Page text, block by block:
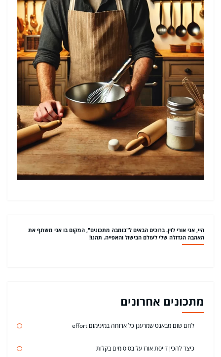
היי, אני אורי לוין. ברוכים הבאים ל"בומבה מתכונים", המקום בו אני משתף את
האהבה הגדולה שלי לעולם הבישול והאפייה. תהנו!
מתכונים אחרונים
לחם שום מבאגט שמרענן כל ארוחה במינימום effort
כיצד להכין דייסת אורז על בסיס מים בקלות